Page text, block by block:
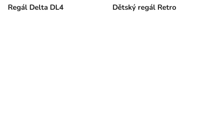
Regál Delta DL4 Dětský regál Retro